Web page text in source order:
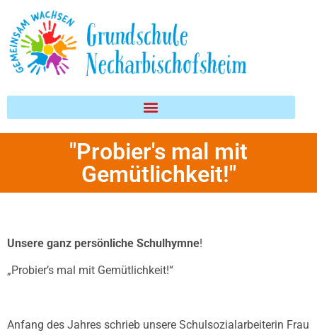
springen
"Probier's mal mit
Gemütlichkeit!"
Unsere ganz persönliche Schulhymne!
„Probier’s mal mit Gemütlichkeit!“
Anfang des Jahres schrieb unsere Schulsozialarbeiterin Frau